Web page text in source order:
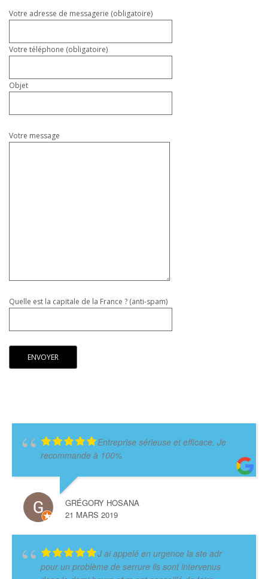
vide.
Votre adresse de messagerie (obligatoire)
Votre téléphone (obligatoire)
Objet
Votre message
Quelle est la capitale de la France ? (anti-spam)
Entreprise sérieuse et efficace. Je
recommande à 100%
GRÉGORY HOSANA
21 MARS 2019
J ai appelé en urgence la ste adr
pour un problème de serrure ils sont intervenus